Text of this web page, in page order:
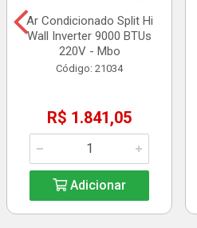
Ar Condicionado Split Hi
Wall Inverter 9000 BTUs
220V - Mbo
Código: 21034
R$ 1.841,05
Adicionar